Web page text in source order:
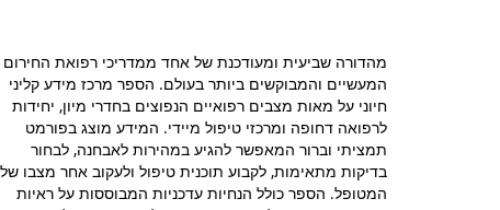
מהדורה שביעית ומעודכנת של אחד ממדריכי רפואת החירום
המעשיים והמבוקשים ביותר בעולם. הספר מרכז מידע קליני
חיוני על מאות מצבים רפואיים הנפוצים בחדרי מיון, יחידות
לרפואה דחופה ומרכזי טיפול מיידי. המידע מוצג בפורמט
תמציתי וברור המאפשר להגיע במהירות לאבחנה, לבחור
בדיקות מתאימות, לקבוע תוכנית טיפול ולעקוב אחר מצבו של
המטופל. הספר כולל הנחיות עדכניות המבוססות על ראיות